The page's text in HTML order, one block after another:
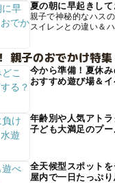
夏の朝に早起きし
親子で神秘的なハス
スイレンとの違い＆
親子のおでかけ特
今から準備！夏休
おすすめ遊び場＆
年齢別や人気アト
子ども大満足のプ
全天候型スポットを
屋内で一日たっぷ